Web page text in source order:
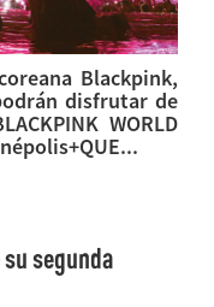
Blackpink,
disfrutar de
WORLD
segunda